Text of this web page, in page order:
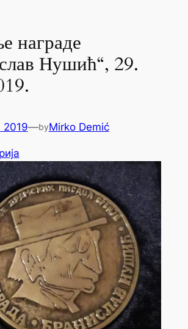
награде
Нушић“, 29.
2019—byMirko Demić